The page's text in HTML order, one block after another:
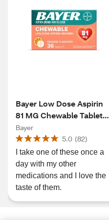
Bayer Low Dose Aspirin
81 MG Chewable Tablets,
36 CT
Bayer
5.0 (82)
I take one of these once a
day with my other
medications and I love the
taste of them.